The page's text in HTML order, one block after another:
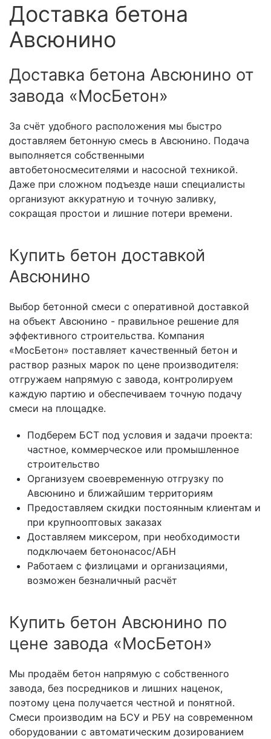
Доставка бетона
Авсюнино
Доставка бетона Авсюнино от
завода «МосБетон»
За счёт удобного расположения мы быстро
доставляем бетонную смесь в Авсюнино. Подача
выполняется собственными
автобетоносмесителями и насосной техникой.
Даже при сложном подъезде наши специалисты
организуют аккуратную и точную заливку,
сокращая простои и лишние потери времени.
Купить бетон доставкой
Авсюнино
Выбор бетонной смеси с оперативной доставкой
на объект Авсюнино - правильное решение для
эффективного строительства. Компания
«МосБетон» поставляет качественный бетон и
раствор разных марок по цене производителя:
отгружаем напрямую с завода, контролируем
каждую партию и обеспечиваем точную подачу
смеси на площадке.
Подберем БСТ под условия и задачи проекта:
частное, коммерческое или промышленное
строительство
Организуем своевременную отгрузку по
Авсюнино и ближайшим территориям
Предоставляем скидки постоянным клиентам и
при крупнооптовых заказах
Доставляем миксером, при необходимости
подключаем бетононасос/АБН
Работаем с физлицами и организациями,
возможен безналичный расчёт
Купить бетон Авсюнино по
цене завода «МосБетон»
Мы продаём бетон напрямую с собственного
завода, без посредников и лишних наценок,
поэтому цена получается честной и понятной.
Смеси производим на БСУ и РБУ на современном
оборудовании с автоматическим дозированием